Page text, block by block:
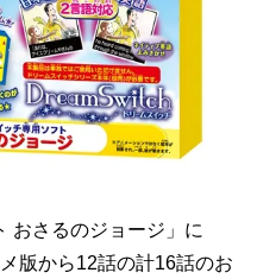
おさるのジョージ」に
版から12話の計16話のお